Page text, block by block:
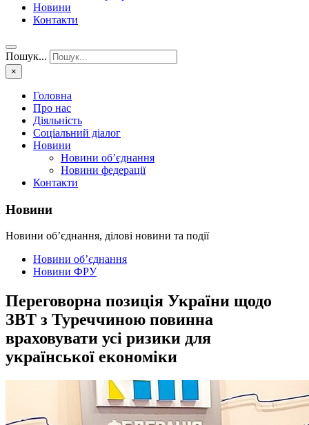
Новини
Контакти
Пошук...
×
Головна
Про нас
Діяльність
Соціальний діалог
Новини
Новини об’єднання
Новини федерації
Контакти
Новини
Новини об’єднання, ділові новини та події
Новини об’єднання
Новини ФРУ
Переговорна позиція України щодо
ЗВТ з Туреччиною повинна
враховувати усі ризики для
української економіки